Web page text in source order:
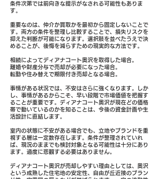
条件次第では前向きな提示がなされる可能性もありま
す。
重要なのは、仲介か買取かを最初から固定しないことで
す。両方の条件を整理し比較することで、損失リスクを
抑えた判断が可能になります。選択肢を並べたうえで決
めることが、後悔を減らすための現実的な方法です。
相続によってディアナコート奥沢を取得した場合。
離婚や財産分与で売却が必要になった場合。
転勤や住み替えで期限付き売却となる場合。
事情がある状況では、不安はさらに強くなります。しか
し、事情があるからこそ、早い段階で市場価値を把握す
ることが重要です。ディアナコート奥沢が現在どの価格
帯で動いているのかを知ることは、今後の資金計画や生
活設計に直結します。
室内の状態に不安がある場合でも、立地やブランドを重
視する層は一定数存在します。条件が整理されていれ
ば、現況のままでも検討対象となる可能性は十分にあり
ます。過度に悲観する必要はありません。
ディアナコート奥沢が売却しやすい理由としては、奥沢
という成熟した住宅地の安定性、自由が丘近接のブラン